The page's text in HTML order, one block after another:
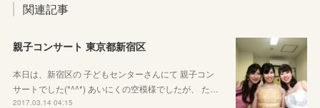
関連記事
親子コンサート 東京都新宿区
本日は、新宿区の 子どもセンターさんにて 親子コン
サートでした(*^^*) あいにくの空模様でしたが、 た…
2017.03.14 04:15